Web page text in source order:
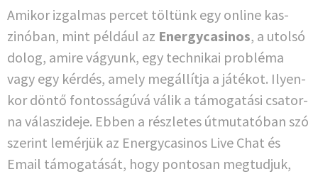
Amikor izgal­mas per­cet töl­tünk egy online kas­
zinó­ban, mint példá­ul az Ener­gy­ca­si­nos, a utol­só
dolog, ami­re vágyunk, egy tech­ni­kai pro­b­lé­ma
vagy egy kérdés, ame­ly megál­lít­ja a játé­kot. Ily­en­
kor dön­tő fontos­sá­gú­vá válik a támo­ga­tá­si csa­tor­
na válas­zi­de­je. Ebben a részle­tes útmu­ta­tó­ban szó
szer­int lemérjük az Ener­gy­ca­si­nos Live Chat és
Email támo­ga­tá­sát, hogy pon­to­san megtud­juk,